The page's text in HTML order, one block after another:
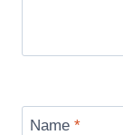
Name *